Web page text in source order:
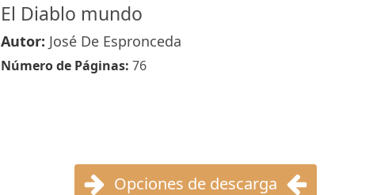
El Diablo mundo
Autor: José De Espronceda
Número de Páginas: 76
Opciones de descarga